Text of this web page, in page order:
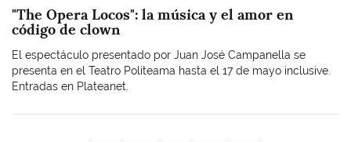
"The Opera Locos": la música y el amor en
código de clown
El espectáculo presentado por Juan José Campanella se
presenta en el Teatro Politeama hasta el 17 de mayo inclusive.
Entradas en Plateanet.